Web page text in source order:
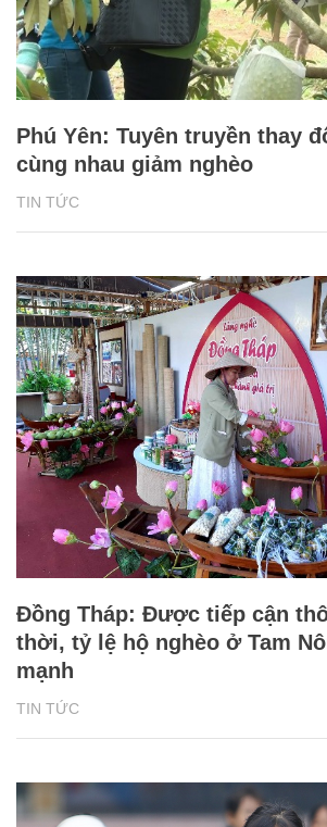
TIN TỨC
Phú Yên: Tuyên truyền thay
cùng nhau giảm nghèo
TIN TỨC
Đồng Tháp: Được tiếp cận
thời, tỷ lệ hộ nghèo ở Tam
mạnh